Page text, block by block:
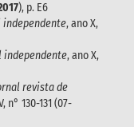
), p. E6
independente, ano X,
independente, ano X,
revista de
n° 130-131 (07-